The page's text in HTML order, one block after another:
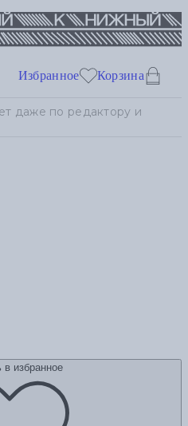
Избранное Корзина
в избранное